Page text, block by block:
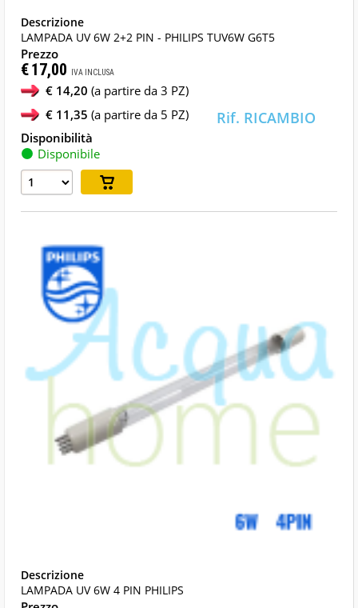
LAMPADA UV 6W 2+2 PIN - PHILIPS TUV6W G6T5
€17,00 IVA INCLUSA
€ 14,20 (a partire da 3 PZ)
€ 11,35 (a partire da 5 PZ)
Disponibile
LAMPADA UV 6W 4 PIN PHILIPS